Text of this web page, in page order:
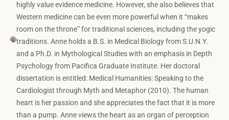
highly value evidence medicine. However, she also believes that
Western medicine can be even more powerful when it “makes
room on the throne” for traditional sciences, including the yogic
traditions. Anne holds a B.S. in Medical Biology from S.U.N.Y.
and a Ph.D. in Mythological Studies with an emphasis in Depth
Psychology from Pacifica Graduate Institute. Her doctoral
dissertation is entitled: Medical Humanities: Speaking to the
Cardiologist through Myth and Metaphor (2010). The human
heart is her passion and she appreciates the fact that it is more
than a pump. Anne views the heart as an organ of perception